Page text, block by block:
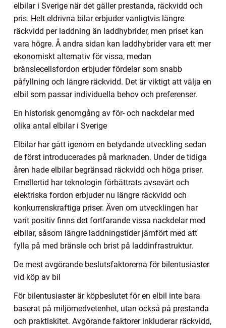
elbilar i Sverige när det gäller prestanda, räckvidd och
pris. Helt eldrivna bilar erbjuder vanligtvis längre
räckvidd per laddning än laddhybrider, men priset kan
vara högre. Å andra sidan kan laddhybrider vara ett mer
ekonomiskt alternativ för vissa, medan
bränslecellsfordon erbjuder fördelar som snabb
påfyllning och längre räckvidd. Det är viktigt att välja en
elbil som passar individuella behov och preferenser.
En historisk genomgång av för- och nackdelar med
olika antal elbilar i Sverige
Elbilar har gått igenom en betydande utveckling sedan
de först introducerades på marknaden. Under de tidiga
åren hade elbilar begränsad räckvidd och höga priser.
Emellertid har teknologin förbättrats avsevärt och
elektriska fordon erbjuder nu längre räckvidd och
konkurrenskraftiga priser. Även om utvecklingen har
varit positiv finns det fortfarande vissa nackdelar med
elbilar, såsom längre laddningstider jämfört med att
fylla på med bränsle och brist på laddinfrastruktur.
De mest avgörande beslutsfaktorerna för bilentusiaster
vid köp av bil
För bilentusiaster är köpbeslutet för en elbil inte bara
baserat på miljömedvetenhet, utan också på prestanda
och praktiskitet. Avgörande faktorer inkluderar räckvidd,